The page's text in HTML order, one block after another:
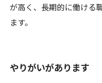
が高く、長期的に働ける
ます。
やりがいがあります